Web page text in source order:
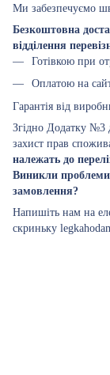
Ми забезпечуємо
Безкоштовна
відділення
Готівкою при
Оплатою на
Гарантія від
Згідно Додатку №3
захист прав
належать до
Виникли проблеми
замовлення?
Напишіть нам на
скриньку